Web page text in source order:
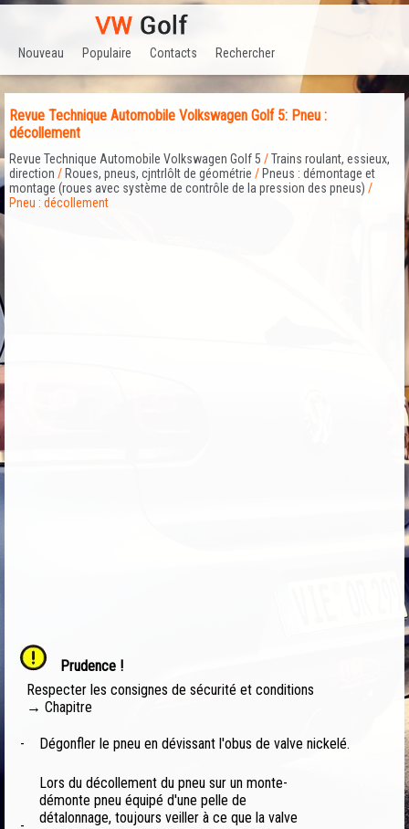
Nouveau Populaire Contacts Rechercher
Revue Technique Automobile Volkswagen Golf 5: Pneu :
décollement
Revue Technique Automobile Volkswagen Golf 5 /Trains roulant, essieux,
direction / Roues, pneus, cjntrlôlt de géométrie / Pneus : démontage et
montage (roues avec système de contrôle de la pression des pneus) /
Pneu : décollement
Prudence !
Respecter les consignes de sécurité et conditions
→ Chapitre
- Dégonfler le pneu en dévissant l'obus de valve nickelé.
Lors du décollement du pneu sur un monte-
démonte pneu équipé d'une pelle de
détalonnage, toujours veiller à ce que la valve